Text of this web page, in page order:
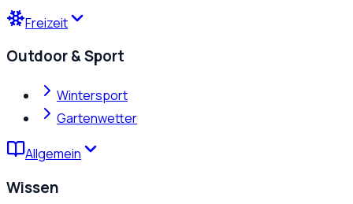
Freizeit
Outdoor & Sport
Wintersport
Gartenwetter
Allgemein
Wissen